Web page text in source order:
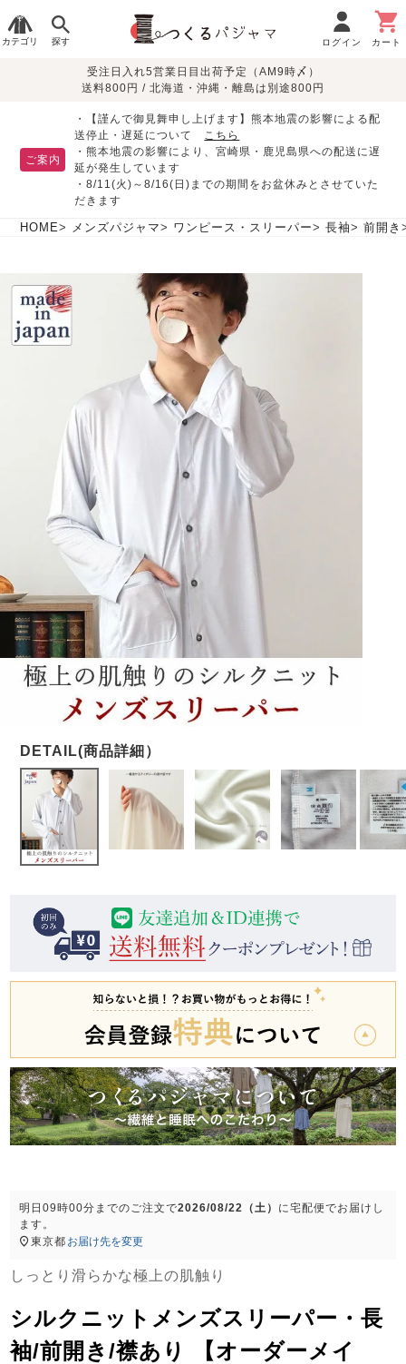
カテゴリ 探す ログイン カート
レディースパジャマ
夏
メンズパジャマ
春 夏 秋
ガールズパジャマ
春 夏 冬
生地で
さがす
ガーゼ
サッカー/ちぢみ 楊
ニット/ストレッチ
柄物
売れ筋ランキング
すべての生地一覧はこちら
目的別で
さがす
敏感肌用
パジャマ
入院・介護
胸が目立たない
マタニティ
パジャマ
ペアで
そろえたい
体型別におすすめパジ
ャマ
年齢別におすすめパジ
インナーウェア 生活雑貨
売れ筋ランキング
- Item Ranking -
- New Arrival -
目的別でさがす一覧はこちら
デザインで
さがす
パジャマ
前開き
作務衣 胸がすけない
上着単品
ズボン単品
すべてのメン
ズ
パジャマ
長袖
前開き かぶり スリーパー
作務衣
ーブ
上着単品
ズボン単品
すべてのキッ
パジャマ
き
り
夏パジャマ特集 つくるパジャマとは
お支払い・送料・配送
について
返品・交換について
会社概要 お買い物ガイド
SDGsの取り組み
受注日入れ5営業日目出荷予定（AM9時〆）
送料800円 / 北海道・沖縄・離島は別途800円
ご案内
・【謹んで御見舞申し上げます】熊本地震の影響による配
送停止・遅延について こちら
・熊本地震の影響により、宮崎県・鹿児島県への配送に遅
延が発生しています
・8/11(火)～8/16(日)までの期間をお盆休みとさせていた
だきます
HOME メンズパジャマ ワンピース・スリーパー 長袖 前開き
明日09時00分 までのご注文で2026/08/22（土） に宅配便でお届けし
ます。
東京都 お届け先を変更
しっとり滑らかな極上の肌触り
シルクニットメンズスリーパー・長
袖/前開き/襟あり 【オーダーメイ